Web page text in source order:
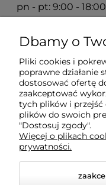
pn - pt: 9:00 - 18:00
Moje konto
Płatności i
Informacje
O nas
Dbamy o
Pliki cookies i
poprawne działanie
dostosować ofertę
zaakceptować
tych plików i przejść
plików do swoich
"Dostosuj zgody".
Więcej o plikach
prywatności.